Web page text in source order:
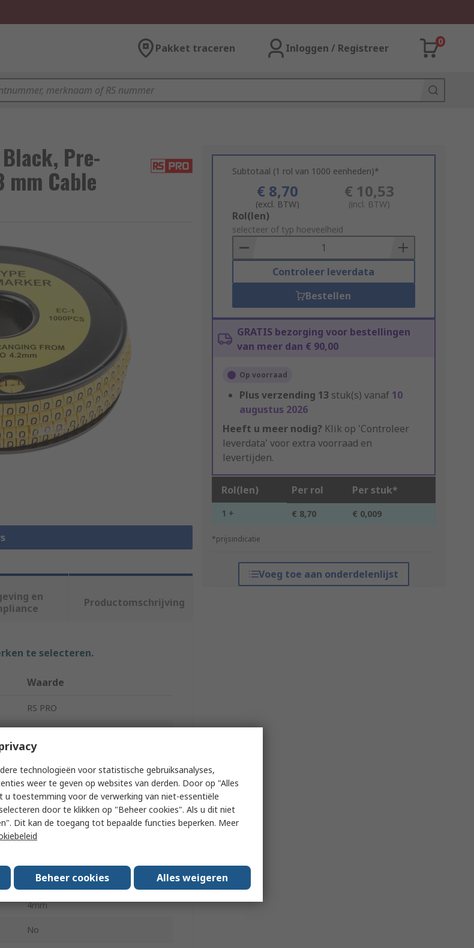
Pakket traceren Inloggen / Registreer
0
Pre-
mm Cable Subtotaal (1 rol van 1000 eenheden)*
€ 8,70
(excl. BTW)
€ 10,53
(incl. BTW)
Add
to
Basket
Rol(len)
selecteer of typ hoeveelheid
Controleer leverdata
Bestellen
GRATIS bezorging voor bestellingen
van meer dan € 90,00
Op voorraad
Plus verzending 13 stuk(s) vanaf 10
augustus 2026
Heeft u meer nodig? Klik op 'Controleer
leverdata' voor extra voorraad en
levertijden.
Rol(len) Per rol Per stuk*
1 + € 8,70 € 0,009
*prijsindicatie
Voeg toe aan onderdelenlijst
en
Productomschrijving
te selecteren.
Waarde
RS PRO
Q
EC
3mm
Black
4mm
No
technologieën voor statistische gebruiksanalyses,
weer te geven op websites van derden. Door op "Alles
u toestemming voor de verwerking van niet-essentiële
door te klikken op "Beheer cookies". Als u dit niet
Dit kan de toegang tot bepaalde functies beperken. Meer
Beheer cookies Alles weigeren